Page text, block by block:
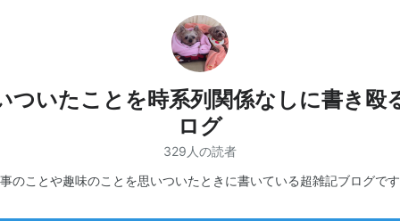
ついたことを時系列関係なしに書き殴
ログ
329人の読者
のことや趣味のことを思いついたときに書いている超雑記ブログで